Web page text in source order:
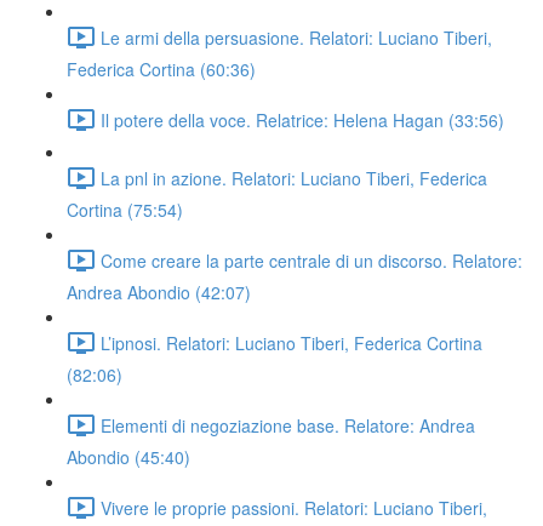
Le armi della persuasione. Relatori: Luciano Tiberi,
Federica Cortina (60:36)
Il potere della voce. Relatrice: Helena Hagan (33:56)
La pnl in azione. Relatori: Luciano Tiberi, Federica
Cortina (75:54)
Come creare la parte centrale di un discorso. Relatore:
Andrea Abondio (42:07)
L’ipnosi. Relatori: Luciano Tiberi, Federica Cortina
(82:06)
Elementi di negoziazione base. Relatore: Andrea
Abondio (45:40)
Vivere le proprie passioni. Relatori: Luciano Tiberi,